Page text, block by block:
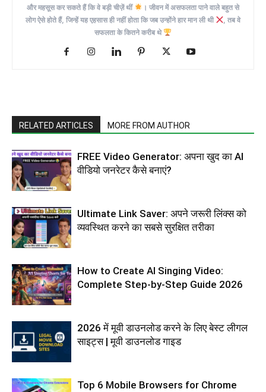
और महसूस कर सकते हैं कि वे बड़ी चीज़ें थीं
। जीवन में असफलता पाने वाले बहुत से
लोग ऐसे होते हैं, जिन्हें यह एहसास ही नहीं होता कि जब उन्होंने हार मान ली थी
, तब वे
सफलता के कितने करीब थे
RELATED ARTICLES MORE FROM AUTHOR
FREE Video Generator: अपना खुद का AI
वीडियो जनरेटर कैसे बनाएं?
Ultimate Link Saver: अपने जरूरी लिंक्स को
व्यवस्थित करने का सबसे सुरक्षित तरीका
How to Create AI Singing Video:
Complete Step-by-Step Guide 2026
2026 में मूवी डाउनलोड करने के लिए बेस्ट लीगल
साइट्स | मूवी डाउनलोड गाइड
Top 6 Mobile Browsers for Chrome